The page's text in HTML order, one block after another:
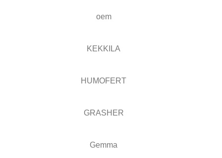
oem
KEKKILA
HUMOFERT
GRASHER
Gemma